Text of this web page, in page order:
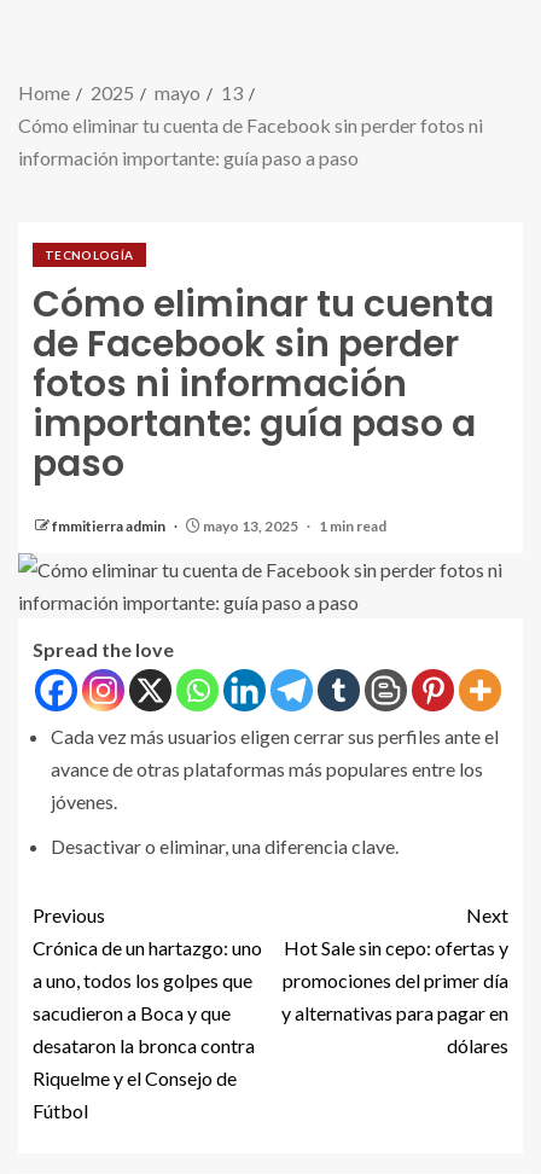
Home 2025 mayo
13
Cómo eliminar tu cuenta de Facebook sin perder fotos ni
información importante: guía paso a paso
TECNOLOGÍA
Cómo eliminar tu cuenta
de Facebook sin perder
fotos ni información
importante: guía paso a
paso
fmmitierra admin mayo 13, 2025 1 min read
Spread the love
Cada vez más usuarios eligen cerrar sus perfiles ante el
avance de otras plataformas más populares entre los
jóvenes.
Desactivar o eliminar, una diferencia clave.
Previous
Crónica de un hartazgo: uno
a uno, todos los golpes que
sacudieron a Boca y que
desataron la bronca contra
Riquelme y el Consejo de
Fútbol
Next
Hot Sale sin cepo: ofertas y
promociones del primer día
y alternativas para pagar en
dólares